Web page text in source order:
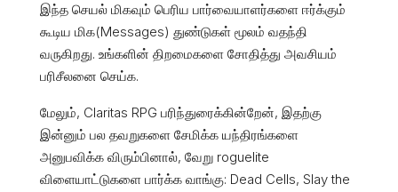
இந்த செயல் மிகவும் பெரிய பார்வையாளர்களை ஈர்க்கும்
கூடிய மிக(Messages) துண்டுகள் மூலம் வதந்தி
வருகிறது. உங்களின் திறமைகளை சோதித்து அவசியம்
பரிசீலனை செய்க.
மேலும், Claritas RPG பரிந்துரைக்கின்றேன், இதற்கு
இன்னும் பல தவறுகளை சேமிக்க யந்திரங்களை
அனுபவிக்க விரும்பினால், வேறு roguelite
விளையாட்டுகளை பார்க்க வாங்கு: Dead Cells, Slay the